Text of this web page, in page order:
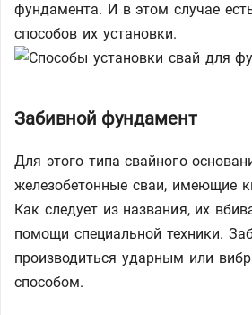
фундамента. И в этом случае
способов их установки.
Забивной фундамент
Для этого типа свайного
железобетонные сваи, имеющие
Как следует из названия, их
помощи специальной техники.
производиться ударным или
способом.